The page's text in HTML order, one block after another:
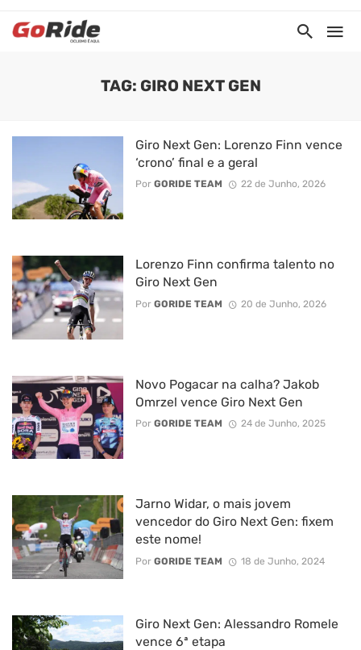
TAG: GIRO NEXT GEN
Giro Next Gen: Lorenzo Finn vence
‘crono’ final e a geral
Por GORIDE TEAM 22 de Junho, 2026
Lorenzo Finn confirma talento no
Giro Next Gen
Por GORIDE TEAM 20 de Junho, 2026
Novo Pogacar na calha? Jakob
Omrzel vence Giro Next Gen
Por GORIDE TEAM 24 de Junho, 2025
Jarno Widar, o mais jovem
vencedor do Giro Next Gen: fixem
este nome!
Por GORIDE TEAM 18 de Junho, 2024
Giro Next Gen: Alessandro Romele
vence 6ª etapa